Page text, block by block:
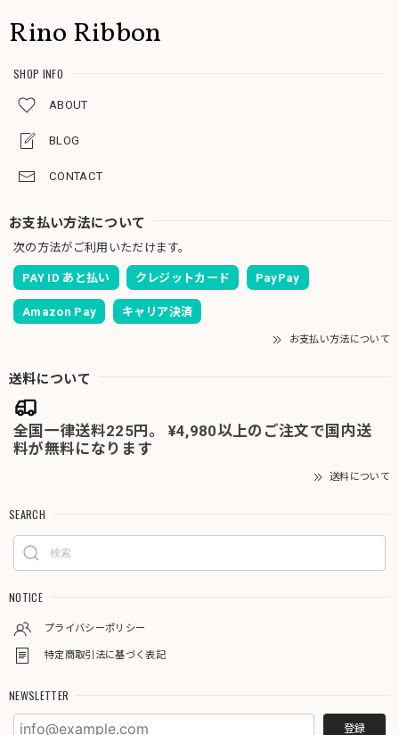
Rino Ribbon
SHOP INFO
ABOUT
BLOG
CONTACT
お支払い方法について
次の方法がご利用いただけます。
PAY ID あと払い クレジットカード PayPay
Amazon Pay キャリア決済
お支払い方法について
送料について
全国一律送料225円。 ¥4,980以上のご注文で国内送
料が無料になります
送料について
SEARCH
NOTICE
プライバシーポリシー
特定商取引法に基づく表記
NEWSLETTER
登録